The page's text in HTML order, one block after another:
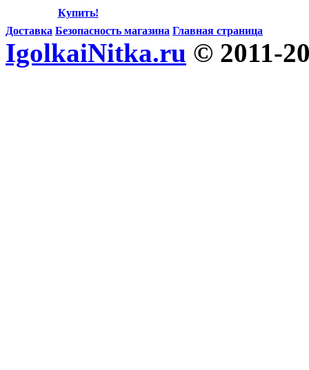
Купить!
Доставка Безопасность магазина Главная страница
IgolkaiNitka.ru © 2011-